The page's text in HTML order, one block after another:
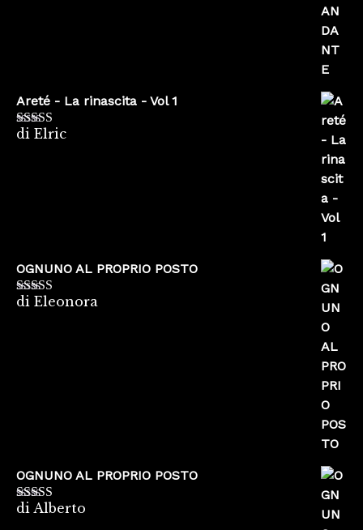
Areté - La rinascita - Vol 1
Valutato5
di Elric
OGNUNO AL PROPRIO POSTO
Valutato5su
di Eleonora
OGNUNO AL PROPRIO POSTO
Valutato5su
di Alberto